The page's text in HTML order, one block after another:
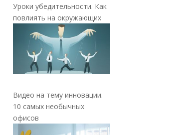
Уроки убедительности. Как
повлиять на окружающих
Видео на тему инновации.
10 самых необычных
офисов